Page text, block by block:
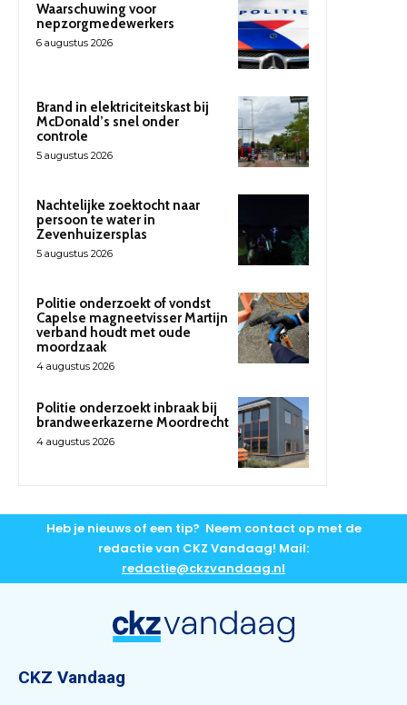
Waarschuwing voor
nepzorgmedewerkers
6 augustus 2026
Brand in elektriciteitskast bij
McDonald’s snel onder
controle
5 augustus 2026
Nachtelijke zoektocht naar
persoon te water in
Zevenhuizersplas
5 augustus 2026
Politie onderzoekt of vondst
Capelse magneetvisser Martijn
verband houdt met oude
moordzaak
4 augustus 2026
Politie onderzoekt inbraak bij
brandweerkazerne Moordrecht
4 augustus 2026
Heb je nieuws of een tip? Neem contact op met de
redactie van CKZ Vandaag! Mail:
redactie@ckzvandaag.nl
CKZ Vandaag